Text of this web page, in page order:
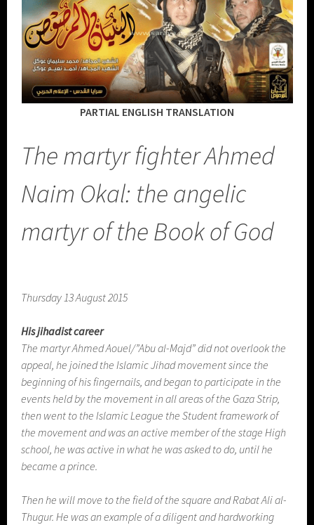
PARTIAL ENGLISH TRANSLATION
The martyr fighter Ahmed
Naim Okal: the angelic
martyr of the Book of God
Thursday 13 August 2015
His jihadist career
The martyr Ahmed Aouel/”Abu al-Majd” did not overlook the
appeal, he joined the Islamic Jihad movement since the
beginning of his fingernails, and began to participate in the
events held by the movement in all areas of the Gaza Strip,
then went to the Islamic League the Student framework of
the movement and was an active member of the stage High
school, he was active in what he was asked to do, until he
became a prince.
Then he will move to the field of the square and Rabat Ali al-
Thugur. He was an example of a diligent and hardworking